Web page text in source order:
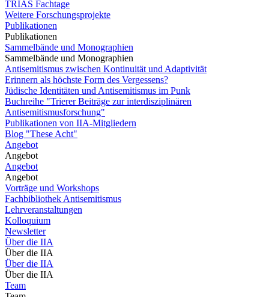
TRIAS Fachtage
Weitere Forschungsprojekte
Publikationen
Publikationen
Sammelbände und Monographien
Sammelbände und Monographien
Antisemitismus zwischen Kontinuität und Adaptivität
Erinnern als höchste Form des Vergessens?
Jüdische Identitäten und Antisemitismus im Punk
Buchreihe "Trierer Beiträge zur interdisziplinären
Antisemitismusforschung"
Publikationen von IIA-Mitgliedern
Blog "These Acht"
Angebot
Angebot
Angebot
Angebot
Vorträge und Workshops
Fachbibliothek Antisemitismus
Lehrveranstaltungen
Kolloquium
Newsletter
Über die IIA
Über die IIA
Über die IIA
Über die IIA
Team